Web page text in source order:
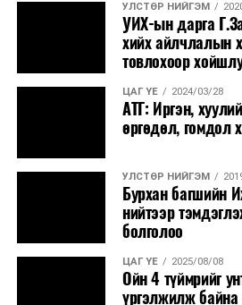
УЛСТӨР НИЙГЭМ
УИХ-ын дарга
хийх айлчлалын
товлохоор
ЦАГ ҮЕ 2024/03/28
АТГ: Иргэн,
өргөдөл, гомдол
УЛСТӨР НИЙГЭМ
Бурхан багшийн
нийтээр
болголоо
ЦАГ ҮЕ 2025/08/08
Ойн 4 түймрийг
үргэлжилж байна